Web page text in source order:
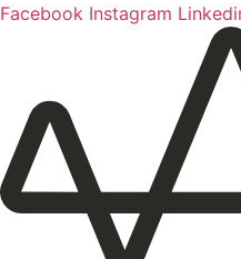
Facebook Instagram